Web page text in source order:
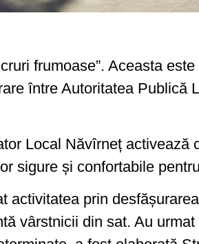
frumoase”. Aceasta
între Autoritatea
Local Năvîrneț
sigure și confortabile
activitatea prin
vârstnicii din sat. Au